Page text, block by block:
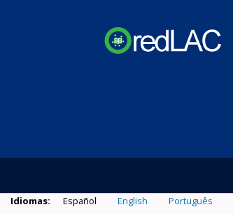
Idiomas: Español English Português